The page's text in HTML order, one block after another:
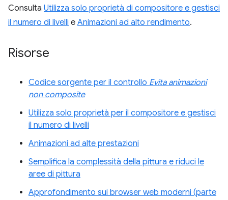
Consulta Utilizza solo proprietà di compositore e gestisci
il numero di livelli e Animazioni ad alto rendimento.
Risorse
Codice sorgente per il controllo Evita animazioni
non composite
Utilizza solo proprietà per il compositore e gestisci
il numero di livelli
Animazioni ad alte prestazioni
Semplifica la complessità della pittura e riduci le
aree di pittura
Approfondimento sui browser web moderni (parte